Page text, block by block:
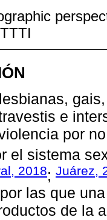
e
por
el sistema
2018; Juárez,
las que
de la